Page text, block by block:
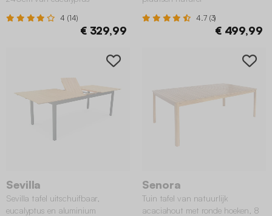
4 (14)
€ 329,99
4.7 (3)
€ 499,99
Sevilla
Sevilla tafel uitschuifbaar,
eucalyptus en aluminium
Senora
Tuin tafel van natuurlijk
acaciahout met ronde hoeken, 8